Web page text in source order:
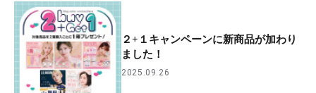
２+１キャンペーンに新商品が加わり
ました！
2025.09.26